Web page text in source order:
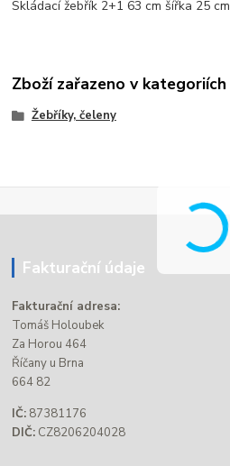
Skládací žebřík 2+1 63 cm šířka 25 cm
Zboží zařazeno v kategoriích
Žebříky, čeleny
Fakturační údaje
Fakturační adresa:
Tomáš Holoubek
Za Horou 464
Říčany u Brna
664 82
IČ: 87381176
DIČ: CZ8206204028